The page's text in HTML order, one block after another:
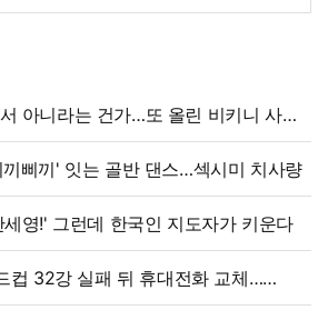
아니라는 건가…또 올린 비키니 사진,
삐끼' 잇는 골반 댄스…섹시미 치사량
영!' 그런데 한국인 지도자가 키운다
컵 32강 실패 뒤 휴대전화 교체…